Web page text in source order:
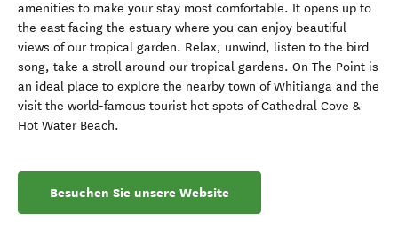
amenities to make your stay most comfortable. It opens up to
the east facing the estuary where you can enjoy beautiful
views of our tropical garden. Relax, unwind, listen to the bird
song, take a stroll around our tropical gardens. On The Point is
an ideal place to explore the nearby town of Whitianga and the
visit the world-famous tourist hot spots of Cathedral Cove &
Hot Water Beach.
Besuchen Sie unsere Website